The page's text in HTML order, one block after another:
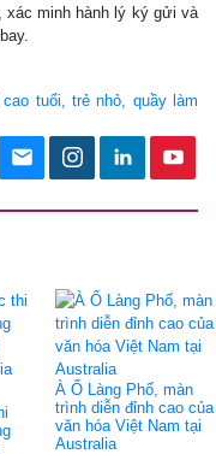
xác minh hành lý ký gửi và
tuổi, trẻ nhỏ, quầy làm
À Ố Làng Phố, màn
trình diễn đỉnh cao của
văn hóa Việt Nam tại
Australia